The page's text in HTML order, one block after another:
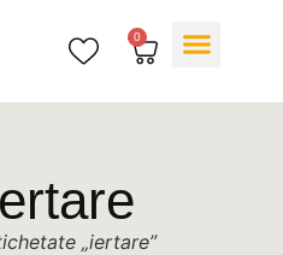
0
„iertare”